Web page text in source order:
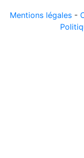
Mentions légales -